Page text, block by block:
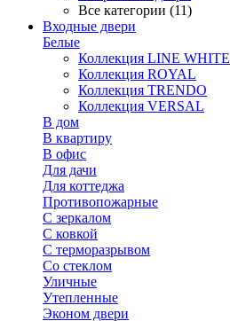
Все категории (11)
Входные двери
Белые
Коллекция LINE WHITE
Коллекция ROYAL
Коллекция TRENDO
Коллекция VERSAL
В дом
В квартиру
В офис
Для дачи
Для коттеджа
Противопожарные
С зеркалом
С ковкой
С терморазрывом
Со стеклом
Уличные
Утепленные
Эконом двери